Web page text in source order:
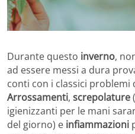
Durante questo inverno,
ad essere messi a dura
conti con i classici problemi
Arrossamenti, screpolature
igienizzanti per le mani
del giorno) e infiammazioni